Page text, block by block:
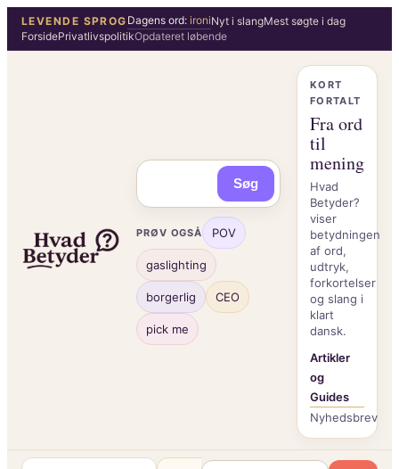
Spring
LEVENDE SPROG Dagens ord: ironiNyt i slangMest søgte i dag
ForsidePrivatlivspolitikOpdateret løbende
Søg
PRØV OGSÅ POV
gaslighting
borgerlig CEO
pick me
KORT
FORTALT
Fra ord
til
mening
Hvad
Betyder?
viser
betydningen
af ord,
udtryk,
forkortelser
og slang i
klart
dansk.
Artikler
og
Guides
Nyhedsbrev